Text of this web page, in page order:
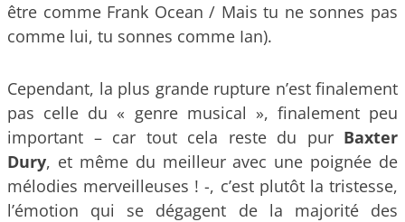
être comme Frank Ocean / Mais tu ne sonnes pas
comme lui, tu sonnes comme Ian).
Cependant, la plus grande rupture n’est finalement
pas celle du « genre musical », finalement peu
important – car tout cela reste du pur Baxter
Dury, et même du meilleur avec une poignée de
mélodies merveilleuses ! -, c’est plutôt la tristesse,
l’émotion qui se dégagent de la majorité des